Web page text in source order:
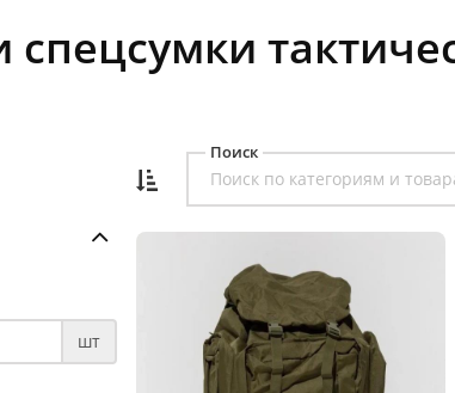
спецсумки
Поиск
шт